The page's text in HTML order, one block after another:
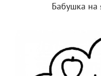
Бабушка на